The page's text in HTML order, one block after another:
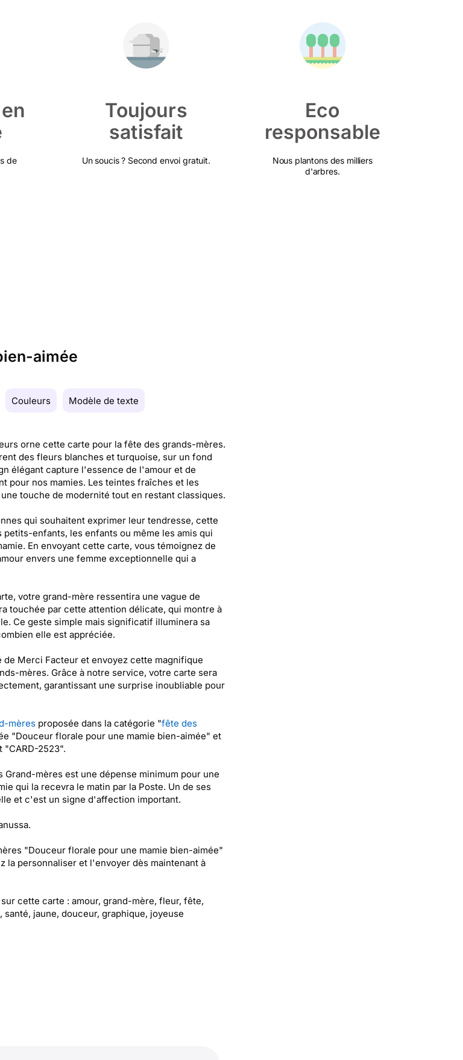
de
Toujours
satisfait
Un soucis ? Second envoi gratuit.
Eco
responsable
Nous plantons des milliers
d'arbres.
aimée
Couleurs Modèle de texte
orne cette carte pour la fête des grands-mères.
des fleurs blanches et turquoise, sur un fond
élégant capture l'essence de l'amour et de
pour nos mamies. Les teintes fraîches et les
touche de modernité tout en restant classiques.
qui souhaitent exprimer leur tendresse, cette
enfants, les enfants ou même les amis qui
En envoyant cette carte, vous témoignez de
envers une femme exceptionnelle qui a
votre grand-mère ressentira une vague de
touchée par cette attention délicate, qui montre à
Ce geste simple mais significatif illuminera sa
elle est appréciée.
de Merci Facteur et envoyez cette magnifique
mères. Grâce à notre service, votre carte sera
garantissant une surprise inoubliable pour
mèresproposée dans la catégorie "fête des
"Douceur florale pour une mamie bien-aimée" et
2523".
Grand-mères est une dépense minimum pour une
qui la recevra le matin par la Poste. Un de ses
et c'est un signe d'affection important.
"Douceur florale pour une mamie bien-aimée"
la personnaliser et l'envoyer dès maintenant à
cette carte : amour, grand-mère, fleur, fête,
santé, jaune, douceur, graphique, joyeuse